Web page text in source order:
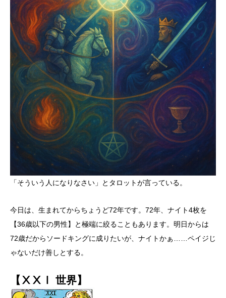
「そういう人になりなさい」とタロットが言っている。
今日は、生まれてからちょうど72年です。72年、ナイト4枚を
【36歳以下の男性】と極端に絞ることもあります。明日からは
72歳だからソードキングに成りたいが、ナイトかぁ……ペイジじ
ゃないだけ善しとする。
【ⅩⅩⅠ 世界】